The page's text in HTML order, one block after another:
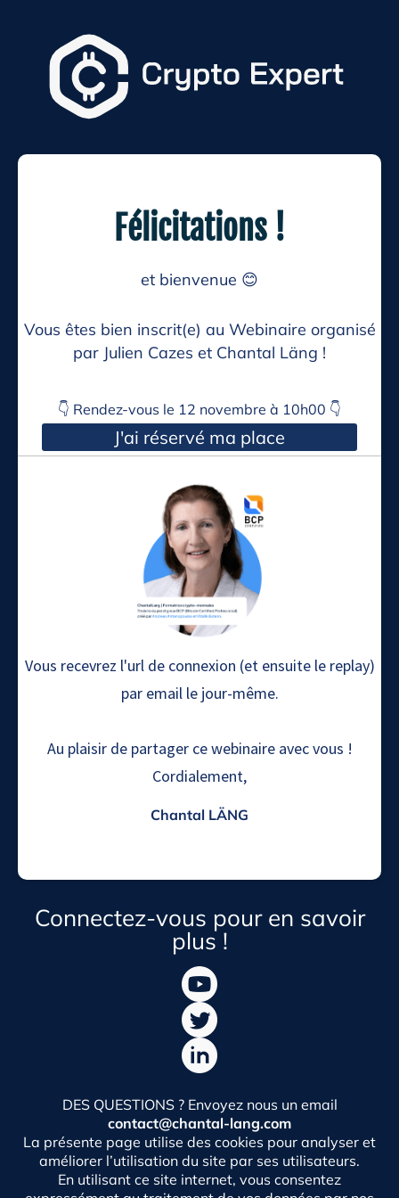
Félicitations !
et bienvenue 😊
Vous êtes bien inscrit(e) au Webinaire organisé
par Julien Cazes et Chantal Läng !
👇 Rendez-vous le 12 novembre à 10h00 👇
J'ai réservé ma place
Vous recevrez l'url de connexion (et ensuite le replay)
par email le jour-même.
Au plaisir de partager ce webinaire avec vous !
Cordialement,
Chantal LÄNG
Connectez-vous pour en savoir
plus !
DES QUESTIONS ? Envoyez nous un email
contact@chantal-lang.com
La présente page utilise des cookies pour analyser et
améliorer l’utilisation du site par ses utilisateurs.
En utilisant ce site internet, vous consentez